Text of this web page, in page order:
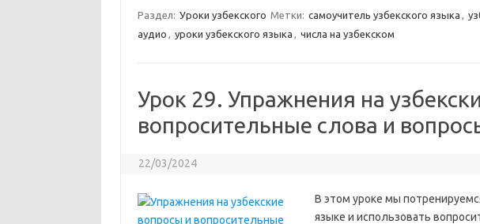
Раздел: Уроки узбекского Метки: самоучитель узбекского языка ,
аудио , уроки узбекского языка , числа на узбекском
Урок 29. Упражнения на
вопросительные слова и
22/03/2024
В этом уроке мы
языке и использовать